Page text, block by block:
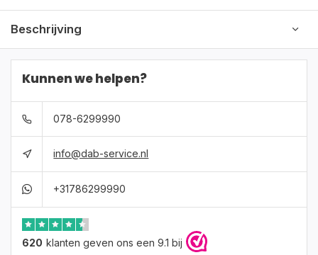
Beschrijving
Kunnen we helpen?
078-6299990
info@dab-service.nl
+31786299990
620 klanten geven ons een 9.1 bij